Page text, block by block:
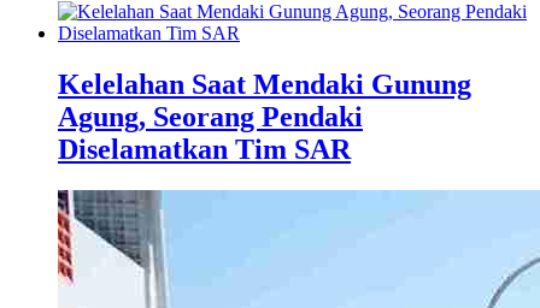
Kelelahan Saat Mendaki Gunung
Agung, Seorang Pendaki
Diselamatkan Tim SAR